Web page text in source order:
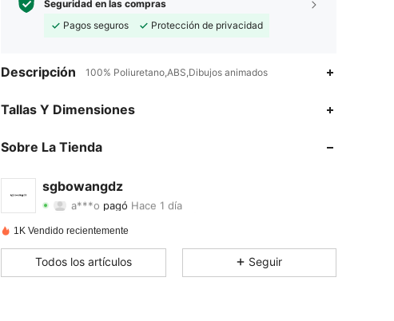
Seguridad en las compras
Pagos seguros
Protección de privacidad
Descripción 100% Poliuretano,ABS,Dibujos animados
Tallas Y Dimensiones
Sobre La Tienda
sgbowangdz
4,70
a***opagó
M***y seguidoHace 1 día
1K Vendido recientemente
Todos los artículos Seguir